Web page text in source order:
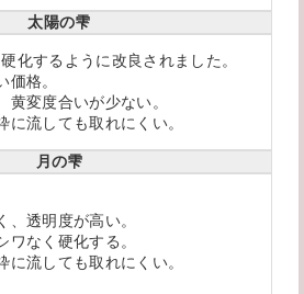
太陽の雫
化するように改良されました。
価格。
黄変度合いが少ない。
に流しても取れにくい。
月の雫
、透明度が高い。
ワなく硬化する。
に流しても取れにくい。